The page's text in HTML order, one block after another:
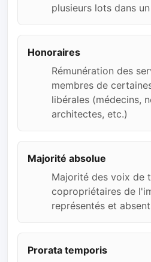
plusieurs lots dans
Honoraires
Rémunération des
membres de
libérales (médecins,
architectes, etc.)
Majorité absolue
Majorité des voix de
copropriétaires de
représentés et
Prorata temporis